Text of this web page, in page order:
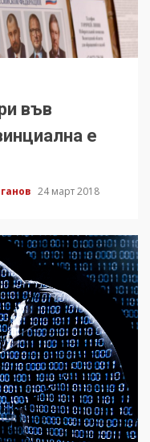
във
е
24 март 2018